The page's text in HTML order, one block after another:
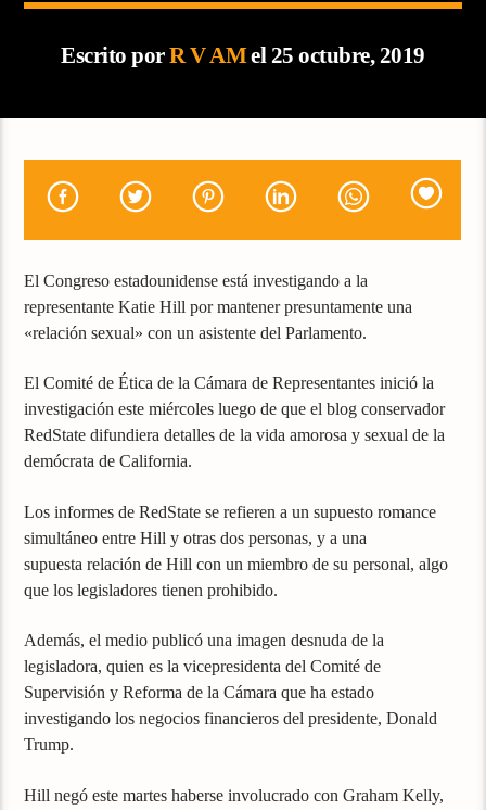
Escrito porR V AMel 25 octubre, 2019
El Congreso estadounidense está investigando a la
representante Katie Hill por mantener presuntamente una
«relación sexual» con un asistente del Parlamento.
El Comité de Ética de la Cámara de Representantes inició la
investigación este miércoles luego de que el blog conservador
RedState difundiera detalles de la vida amorosa y sexual de la
demócrata de California.
Los informes de RedState se refieren a un supuesto romance
simultáneo entre Hill y otras dos personas, y a una
supuesta relación de Hill con un miembro de su personal, algo
que los legisladores tienen prohibido.
Además, el medio publicó una imagen desnuda de la
legisladora, quien es la vicepresidenta del Comité de
Supervisión y Reforma de la Cámara que ha estado
investigando los negocios financieros del presidente, Donald
Trump.
Hill negó este martes haberse involucrado con Graham Kelly,